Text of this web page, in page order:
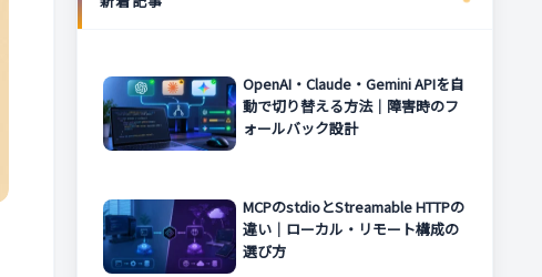
OpenAI・Claude・Gemini APIを自
動で切り替える方法｜障害時のフ
ォールバック設計
MCPのstdioとStreamable HTTPの
違い｜ローカル・リモート構成の
選び方